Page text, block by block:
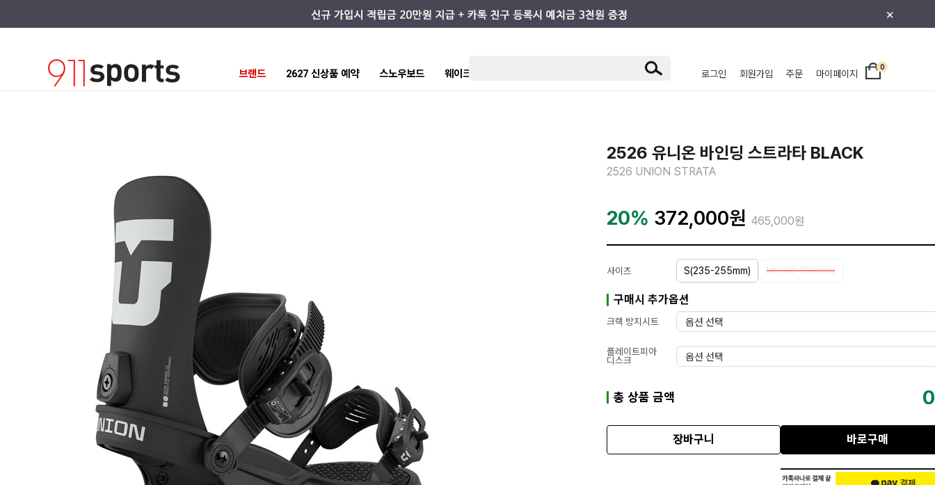
×
브랜드 2627 신상품 예약 스노우보드 웨이크/서핑 키즈/주니어 로그인 회원가입 주문 마이페이지
0
2526 유니온 바인딩 스트라타 BLACK
2526 UNION STRATA
20% 372,000원 465,000원
사이즈 S(235-255mm) M(260-280mm)
구매시 추가옵션
크랙 방지시트
플레이트피아
디스크
총 상품 금액 0
장바구니 바로구매